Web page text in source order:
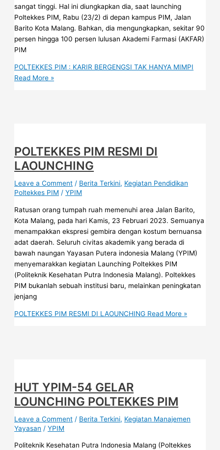
sangat tinggi. Hal ini diungkapkan dia, saat launching
Poltekkes PIM, Rabu (23/2) di depan kampus PIM, Jalan
Barito Kota Malang. Bahkan, dia mengungkapkan, sekitar 90
persen hingga 100 persen lulusan Akademi Farmasi (AKFAR)
PIM
POLTEKKES PIM : KARIR BERGENGSI TAK HANYA MIMPI
Read More »
POLTEKKES PIM RESMI DI
LAOUNCHING
Leave a Comment / Berita Terkini, Kegiatan Pendidikan
Poltekkes PIM /YPIM
Ratusan orang tumpah ruah memenuhi area Jalan Barito,
Kota Malang, pada hari Kamis, 23 Februari 2023. Semuanya
menampakkan ekspresi gembira dengan kostum bernuansa
adat daerah. Seluruh civitas akademik yang berada di
bawah naungan Yayasan Putera indonesia Malang (YPIM)
menyemarakkan kegiatan Launching Poltekkes PIM
(Politeknik Kesehatan Putra Indonesia Malang). Poltekkes
PIM bukanlah sebuah institusi baru, melainkan peningkatan
jenjang
POLTEKKES PIM RESMI DI LAOUNCHING Read More »
HUT YPIM-54 GELAR
LOUNCHING POLTEKKES PIM
Leave a Comment / Berita Terkini, Kegiatan Manajemen
Yayasan /YPIM
Politeknik Kesehatan Putra Indonesia Malang (Poltekkes